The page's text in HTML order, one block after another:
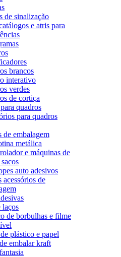
de sinalização
e atris para
brancos
interativo
verdes
de cortiça
quadros
para quadros
de embalagem
metálica
e máquinas de
auto adesivos
acessórios de
laços
de borbulhas e filme
plástico e papel
embalar kraft